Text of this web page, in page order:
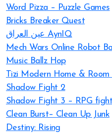
Word Pizza – Puzzle Games
Bricks Breaker Quest
عين العراق AynIQ
Mech Wars Online Robot
Music Ballz Hop
Tizi Modern Home & Room
Shadow Fight 2
Shadow Fight 3 – RPG
Clean Burst– Clean Up Junk
Destiny: Rising